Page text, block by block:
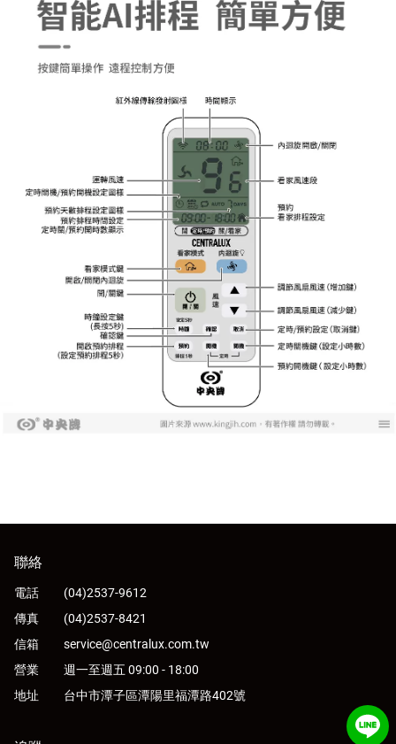
聯絡
電話
(04)2537-9612
傳真
(04)2537-8421
信箱
service@centralux.com.tw
營業
週一至週五 09:00 - 18:00
地址
台中市潭子區潭陽里福潭路402號